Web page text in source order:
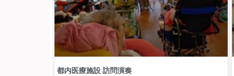
都内医療施設 訪問演奏